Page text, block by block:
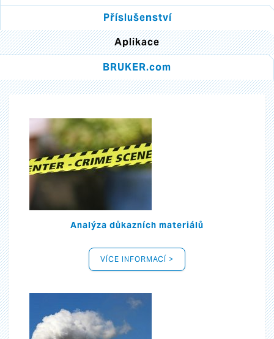
Příslušenství
Aplikace
BRUKER.com
Analýza důkazních materiálů
VÍCE INFORMACÍ >